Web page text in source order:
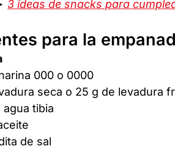
3 ideas de snacks para
para la
000 o 0000
seca o 25 g de levadura
tibia
de sal